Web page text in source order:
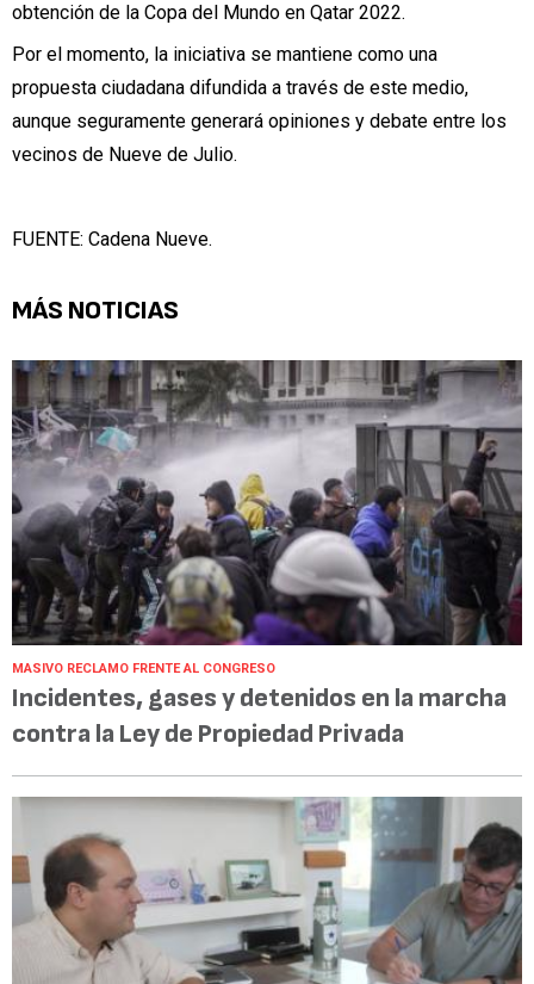
obtención de la Copa del Mundo en Qatar 2022.
Por el momento, la iniciativa se mantiene como una
propuesta ciudadana difundida a través de este medio,
aunque seguramente generará opiniones y debate entre los
vecinos de Nueve de Julio.
FUENTE: Cadena Nueve.
MÁS NOTICIAS
MASIVO RECLAMO FRENTE AL CONGRESO
Incidentes, gases y detenidos en la marcha
contra la Ley de Propiedad Privada